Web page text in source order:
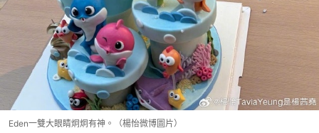
Eden一雙大眼睛炯炯有神。（楊怡微博圖片）